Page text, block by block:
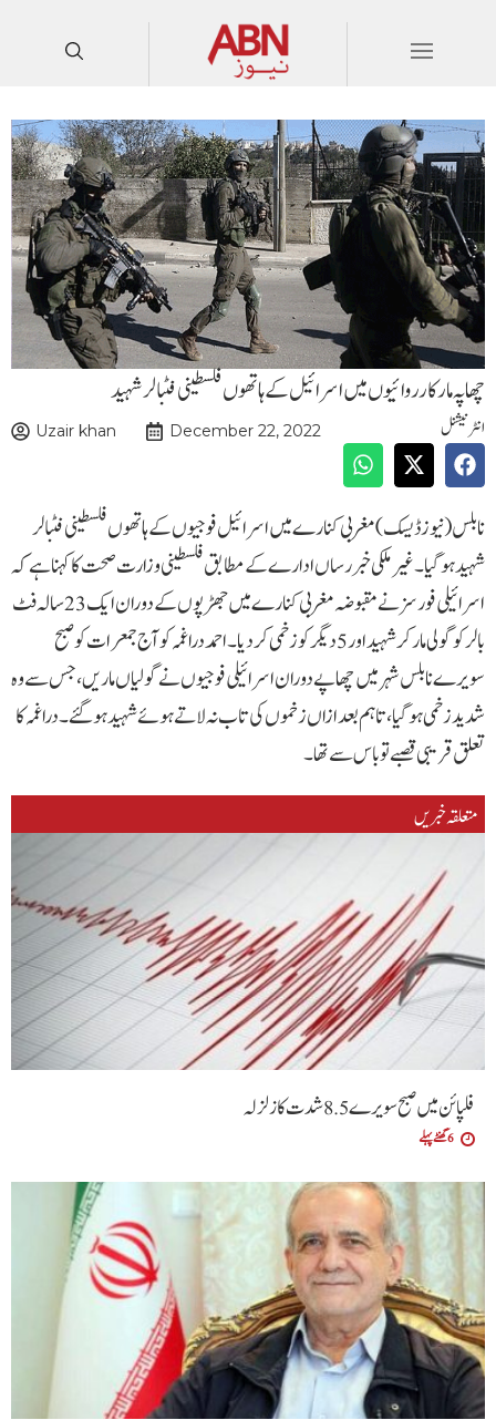
چھاپہ مارکارروائیوں میں اسرائیل کے ہاتھوں فلسطینی فٹبالر شہید
انٹرنیشنل Uzair khan December 22, 2022
نابلس(نیوزڈیسک) مغربی کنارے میں اسرائیل فوجیوں کے ہاتھوں فلسطینی فٹبالر
شہید ہو گیا۔غیرملکی خبررساں ادارے کے مطابق فلسطینی وزارت صحت کا کہنا ہے کہ
اسرائیلی فورسز نے مقبوضہ مغربی کنارے میں جھڑپوں کے دوران ایک 23 سالہ فٹ
بالر کو گولی مار کر شہید اور 5 دیگر کو زخمی کر دیا۔احمد دراغمہ کو آج جمعرات کو صبح
سویرے نابلس شہر میں چھاپے دوران اسرائیلی فوجیوں نے گولیاں ماریں، جس سے وہ
شدید زخمی ہو گیا، تاہم بعد ازاں زخموں کی تاب نہ لاتے ہوئے شہید ہو گئے۔دراغمہ کا
تعلق قریبی قصبے توباس سے تھا۔
متعلقہ خبریں
فلپائن میں صبح سویرے 5 .8 شدت کا زلزلہ
6 گھنٹے پہلے